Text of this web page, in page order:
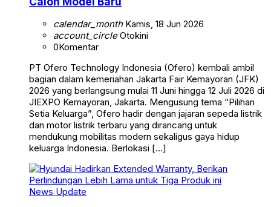
calendar_monthKamis, 18 Jun 2026
account_circleOtokini
0Komentar
PT Ofero Technology Indonesia (Ofero) kembali ambil
bagian dalam kemeriahan Jakarta Fair Kemayoran (JFK)
2026 yang berlangsung mulai 11 Juni hingga 12 Juli 2026 di
JIEXPO Kemayoran, Jakarta. Mengusung tema “Pilihan
Setia Keluarga”, Ofero hadir dengan jajaran sepeda listrik
dan motor listrik terbaru yang dirancang untuk
mendukung mobilitas modern sekaligus gaya hidup
keluarga Indonesia. Berlokasi […]
News Update